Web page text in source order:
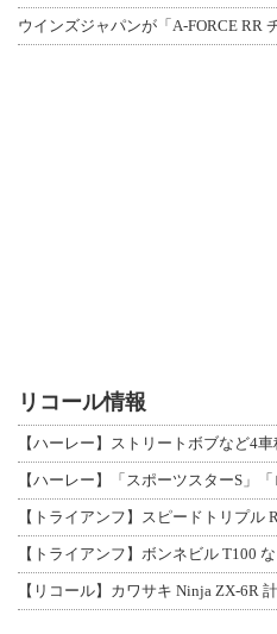
ウインズジャパンが「A-FORCE RR
リコール情報
【ハーレー】ストリートボブなど4
【トライアンフ】スピードトリプル
【リコール】カワサキ Ninja ZX-6R